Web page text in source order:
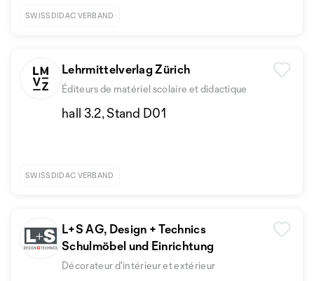
SWISSDIDAC VERBAND
Lehrmittelverlag Zürich
Éditeurs de matériel scolaire et didactique
hall 3.2, Stand D01
SWISSDIDAC VERBAND
L+S AG, Design + Technics
Schulmöbel und Einrichtung
Décorateur d'intérieur et extérieur